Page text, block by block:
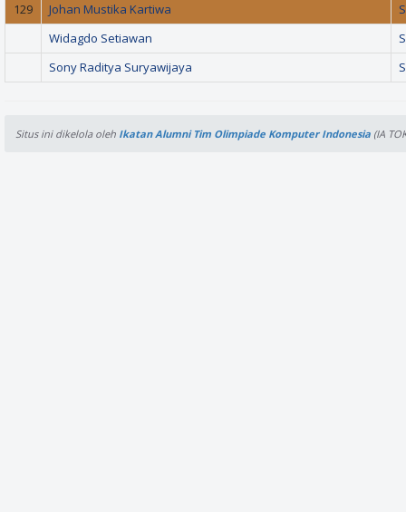
129
Johan Mustika Kartiwa
Widagdo Setiawan
Sony Raditya Suryawijaya
Situs ini dikelola oleh Ikatan Alumni Tim Olimpiade Komputer Indonesia (IA